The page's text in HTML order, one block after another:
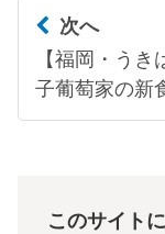
次へ
【福岡・う
子葡萄家の新
このサイト